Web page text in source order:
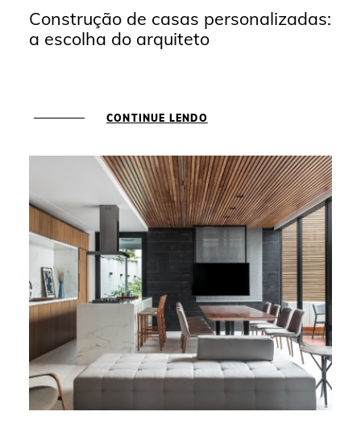
Construção de casas personalizadas:
a escolha do arquiteto
CONTINUE LENDO